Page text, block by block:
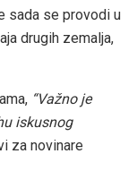
sada se provodi u
drugih zemalja,
“Važno je
iskusnog
za novinare